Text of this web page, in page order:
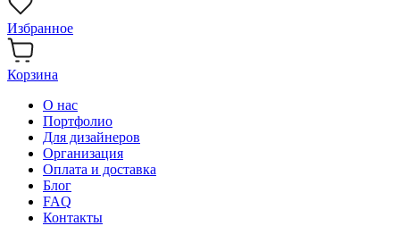
Избранное
Корзина
О нас
Портфолио
Для дизайнеров
Организация
Оплата и доставка
Блог
FAQ
Контакты